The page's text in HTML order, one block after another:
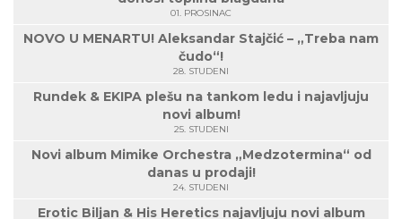
01. PROSINAC
NOVO U MENARTU! Aleksandar Stajčić – „Treba nam
čudo“!
28. STUDENI
Rundek & EKIPA plešu na tankom ledu i najavljuju
novi album!
25. STUDENI
Novi album Mimike Orchestra „Medzotermina“ od
danas u prodaji!
24. STUDENI
Erotic Biljan & His Heretics najavljuju novi album